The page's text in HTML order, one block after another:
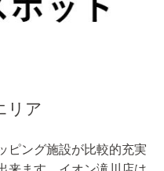
リア
ピング施設が比較的充実